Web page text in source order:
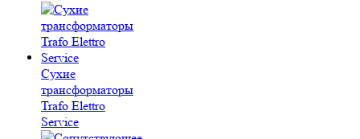
Сухие
трансформаторы
Trafo Elettro
Service